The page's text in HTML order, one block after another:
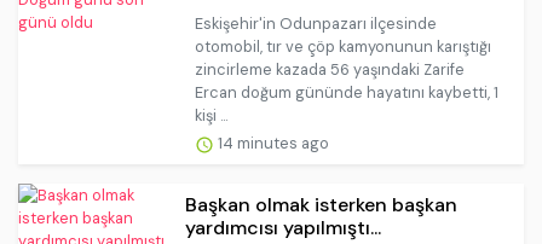
Eskişehir'in Odunpazarı ilçesinde
otomobil, tır ve çöp kamyonunun karıştığı
zincirleme kazada 56 yaşındaki Zarife
Ercan doğum gününde hayatını kaybetti, 1
kişi ...
14 minutes ago
Başkan olmak isterken başkan
yardımcısı yapılmıştı...